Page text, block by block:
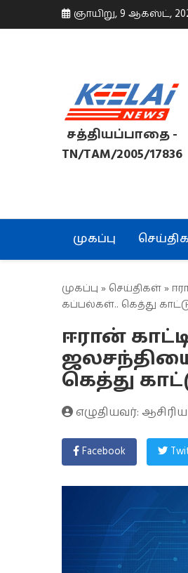
ஞாயிறு, 9 ஆகஸ்ட்,
சத்தியப்பாதை -
TN/TAM/2005/17836
முகப்பு
முகப்பு » செய்திகள் »
கப்பல்கள்.. கெத்து
ஈரான்
கெத்து
எழுதியவர்:
Facebook